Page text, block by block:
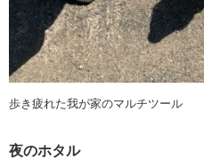
歩き疲れた我が家のマルチツール
夜のホタル